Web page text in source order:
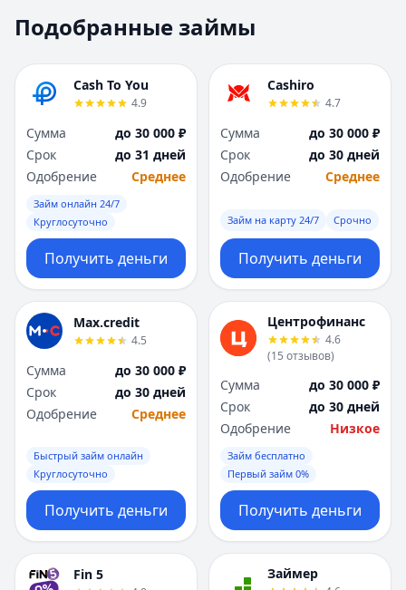
Набережные Челны
Нижний Новгород
Новокузнецк
Новосибирск
Омск
Пенза
Пермь
Р
Ростов-на-Дону
Рязань
С
Самара
Санкт-Петербург
Саратов
Севастополь
Сочи
Сургут
Т
Тверь
Тольятти
Томск
Тула
Набережные
Нижний Новгород
Новокузнецк
Новосибирск
Омск
Оренбург
Пенза
Пермь
Р
Ростов-на-Дону
Рязань
С
Самара
Санкт-Петербург
Саратов
Севастополь
Сочи
Сургут
Т
Тверь
Тольятти
Томск
Тула
Подобранные займы
Cash To You
4.9
Сумма
до 30 000 ₽
Срок
до 31 дней
Одобрение
Среднее
Займ онлайн 24/7
Круглосуточно
Получить деньги
Cashiro
4.7
Сумма
до 30 000 ₽
Срок
до 30 дней
Одобрение
Среднее
Займ на карту 24/7 Срочно
Получить деньги
Max.credit
4.5
Сумма
до 30 000 ₽
Срок
до 30 дней
Одобрение
Среднее
Быстрый займ онлайн
Круглосуточно
Получить деньги
Центрофинанс
4.6
(15 отзывов)
Сумма
до 30 000 ₽
Срок
до 30 дней
Одобрение
Низкое
Займ бесплатно
Первый займ 0%
Получить деньги
Fin 5 Займер